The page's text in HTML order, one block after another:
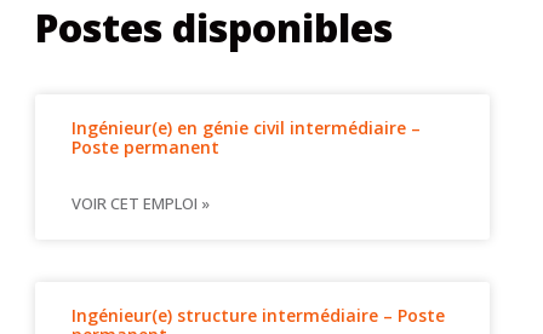
Postes disponibles
Ingénieur(e) en génie civil intermédiaire –
Poste permanent
VOIR CET EMPLOI »
Ingénieur(e) structure intermédiaire – Poste